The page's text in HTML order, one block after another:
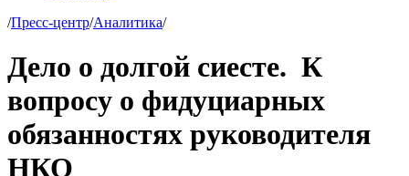
/Пресс-центр/Аналитика/
Дело о долгой сиесте. К
вопросу о фидуциарных
обязанностях руководителя
НКО